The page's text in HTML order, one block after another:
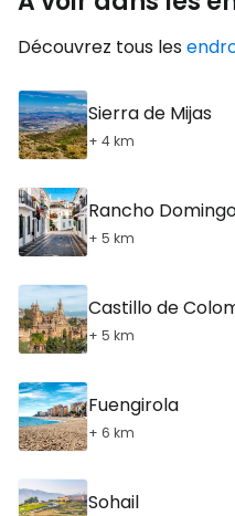
Découvrez tous les
Sierra de Mijas
+ 4 km
Rancho
+ 5 km
Castillo de
+ 5 km
Fuengirola
+ 6 km
Sohail